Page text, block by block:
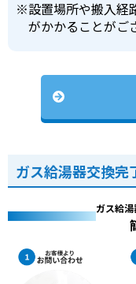
※設置場所や搬入経
がかかることがご
ガス給湯器交換完
ガス給